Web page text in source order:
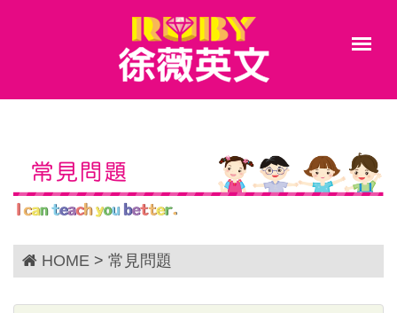
常見問題
HOME > 常見問題